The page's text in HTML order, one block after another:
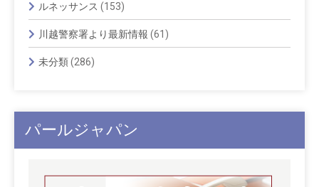
ルネッサンス (153)
川越警察署より最新情報 (61)
未分類(286)
パールジャパン